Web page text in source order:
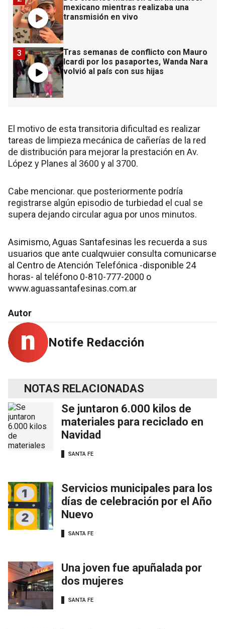
mexicano mientras realizaba una
transmisión en vivo
Tras semanas de conflicto con Mauro
Icardi por los pasaportes, Wanda Nara
volvió al país con sus hijas
3
El motivo de esta transitoria dificultad es realizar
tareas de limpieza mecánica de cañerías de la red
de distribución para mejorar la prestación en Av.
López y Planes al 3600 y al 3700.
Cabe mencionar. que posteriormente podría
registrarse algún episodio de turbiedad el cual se
supera dejando circular agua por unos minutos.
Asimismo, Aguas Santafesinas les recuerda a sus
usuarios que ante cualqwuier consulta comunicarse
al Centro de Atención Telefónica -disponible 24
horas- al teléfono 0-810-777-2000 o
www.aguassantafesinas.com.ar
Autor
Notife Redacción
NOTAS RELACIONADAS
Se juntaron 6.000 kilos de
materiales para reciclado en
Navidad
SANTA FE
Servicios municipales para los
días de celebración por el Año
Nuevo
SANTA FE
Una joven fue apuñalada por
dos mujeres
SANTA FE